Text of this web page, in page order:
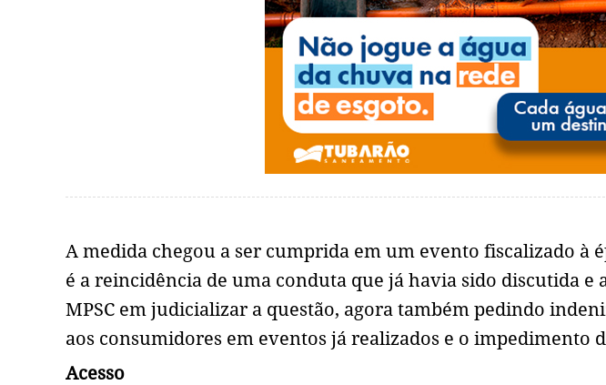
A medida chegou a ser cumprida em um evento fiscalizado à
é a reincidência de uma conduta que já havia sido discutida e
MPSC em judicializar a questão, agora também pedindo
aos consumidores em eventos já realizados e o impedimento
Acesso